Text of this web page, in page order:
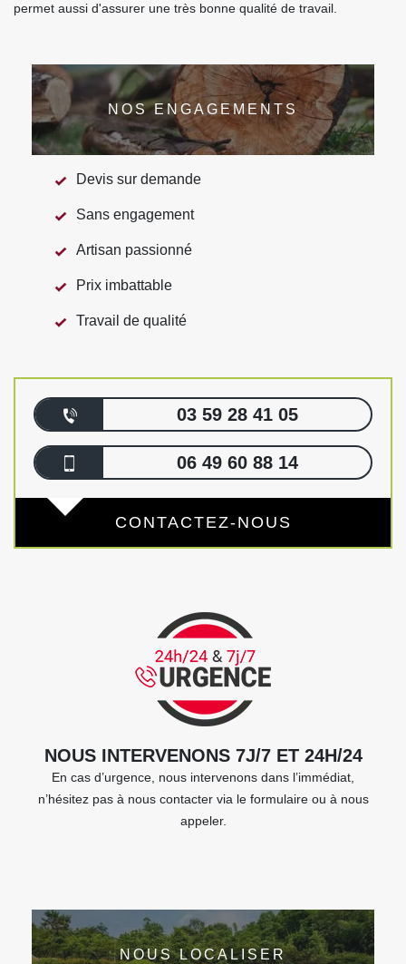
permet aussi d'assurer une très bonne qualité de travail.
NOS ENGAGEMENTS
Devis sur demande
Sans engagement
Artisan passionné
Prix imbattable
Travail de qualité
03 59 28 41 05
06 49 60 88 14
CONTACTEZ-NOUS
NOUS INTERVENONS 7J/7 ET 24H/24
En cas d’urgence, nous intervenons dans l’immédiat,
n’hésitez pas à nous contacter via le formulaire ou à nous
appeler.
NOUS LOCALISER